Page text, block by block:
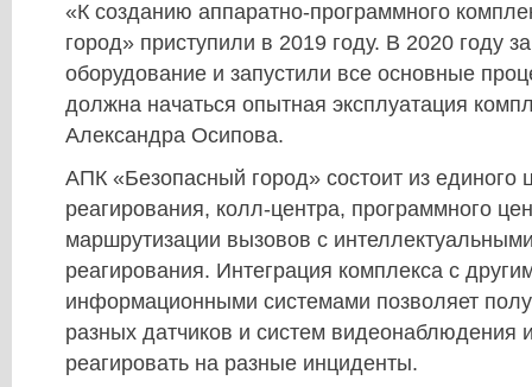
«К созданию аппаратно-программного
город» приступили в 2019 году. В 2020 году
оборудование и запустили все основные
должна начаться опытная эксплуатация
Александра Осипова.
АПК «Безопасный город» состоит из единого
реагирования, колл-центра, программного
маршрутизации вызовов с
реагирования. Интеграция комплекса с
информационными системами позволяет
разных датчиков и систем видеонаблюдения
реагировать на разные инциденты.